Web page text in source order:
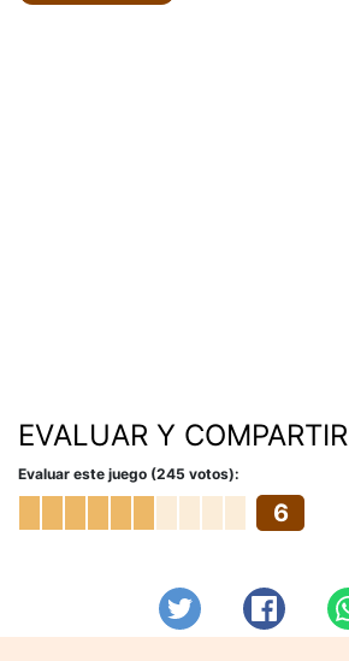
EVALUAR Y COMPARTIR
Evaluar este juego (245 votos):
6